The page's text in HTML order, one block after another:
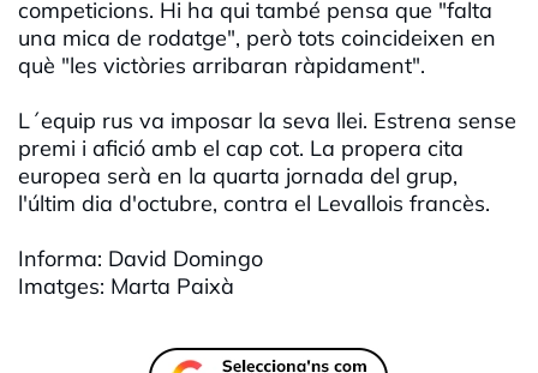
competicions. Hi ha qui també pensa que "falta
una mica de rodatge", però tots coincideixen en
què "les victòries arribaran ràpidament".
L´equip rus va imposar la seva llei. Estrena sense
premi i afició amb el cap cot. La propera cita
europea serà en la quarta jornada del grup,
l'últim dia d'octubre, contra el Levallois francès.
Informa: David Domingo
Imatges: Marta Paixà